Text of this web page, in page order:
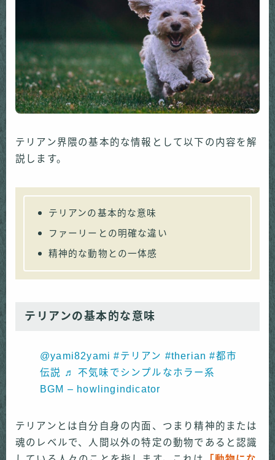
テリアン界隈の基本的な情報として以下の内容を解
説します。
テリアンの基本的な意味
ファーリーとの明確な違い
精神的な動物との一体感
テリアンの基本的な意味
@yami82yami #テリアン #therian #都市
伝説 ♬ 不気味でシンプルなホラー系
BGM – howlingindicator
テリアンとは自分自身の内面、つまり精神的または
魂のレベルで、人間以外の特定の動物であると認識